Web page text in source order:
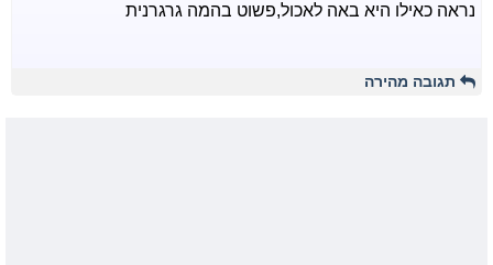
נראה כאילו היא באה לאכול,פשוט בהמה גרגרנית
תגובה מהירה